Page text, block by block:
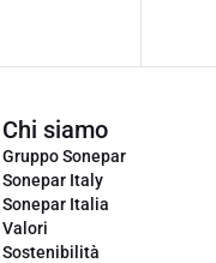
Chi siamo
Gruppo Sonepar
Sonepar Italy
Sonepar Italia
Valori
Sostenibilità